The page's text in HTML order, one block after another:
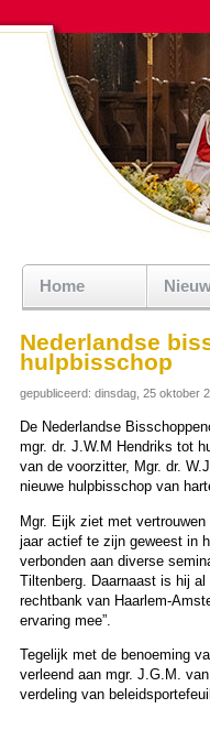
Home
Nederlandse
hulpbisschop
gepubliceerd: dinsdag, 25 oktober
De Neder­landse
mgr. dr. J.W.M Hendriks tot
van de voor­zit­ter, Mgr. dr.
nieuwe hulp­bis­schop van
Mgr. Eijk ziet met
jaar actief te zijn geweest in
verbon­den aan diverse
Tilten­berg. Daar­naast is hij
recht­bank van Haar­lem-
erva­ring mee”.
Tege­lijk met de benoe­ming
verleend aan mgr. J.G.M.
ver­de­ling van